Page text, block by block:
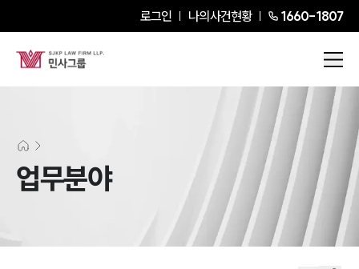
로그인 나의사건현황 1660-1807
업무분야